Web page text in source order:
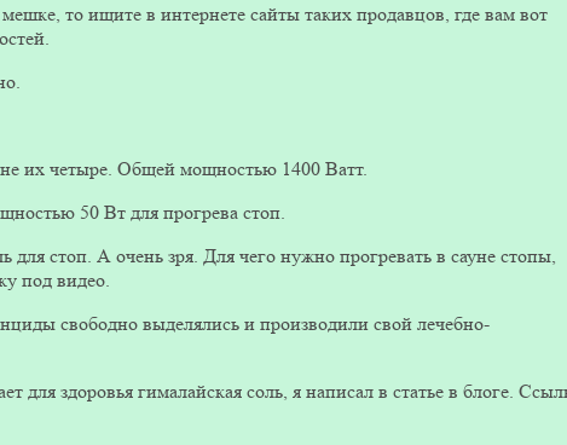
то ищите в интернете сайты таких продавцов, где вам вот
их четыре. Общей мощностью 1400 Ватт.
50 Вт для прогрева стоп.
для стоп. А очень зря. Для чего нужно прогревать в сауне стопы,
под видео.
свободно выделялись и производили свой лечебно-
для здоровья гималайская соль, я написал в статье в блоге.